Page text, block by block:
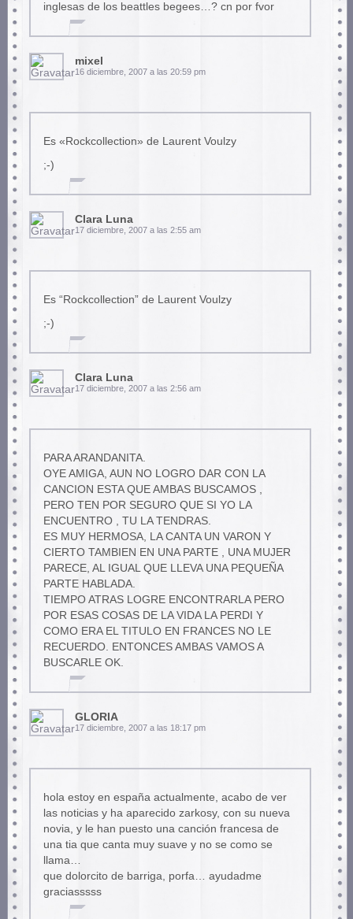
inglesas de los beattles begees…? cn por fvor
mixel
16 diciembre, 2007 a las 20:59 pm
Es «Rockcollection» de Laurent Voulzy
;-)
Clara Luna
17 diciembre, 2007 a las 2:55 am
Es “Rockcollection” de Laurent Voulzy
;-)
Clara Luna
17 diciembre, 2007 a las 2:56 am
PARA ARANDANITA.
OYE AMIGA, AUN NO LOGRO DAR CON LA
CANCION ESTA QUE AMBAS BUSCAMOS ,
PERO TEN POR SEGURO QUE SI YO LA
ENCUENTRO , TU LA TENDRAS.
ES MUY HERMOSA, LA CANTA UN VARON Y
CIERTO TAMBIEN EN UNA PARTE , UNA MUJER
PARECE, AL IGUAL QUE LLEVA UNA PEQUEÑA
PARTE HABLADA.
TIEMPO ATRAS LOGRE ENCONTRARLA PERO
POR ESAS COSAS DE LA VIDA LA PERDI Y
COMO ERA EL TITULO EN FRANCES NO LE
RECUERDO. ENTONCES AMBAS VAMOS A
BUSCARLE OK.
GLORIA
17 diciembre, 2007 a las 18:17 pm
hola estoy en españa actualmente, acabo de ver
las noticias y ha aparecido zarkosy, con su nueva
novia, y le han puesto una canción francesa de
una tia que canta muy suave y no se como se
llama…
que dolorcito de barriga, porfa… ayudadme
graciasssss